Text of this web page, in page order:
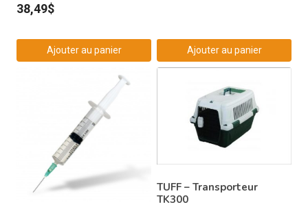
38,49$
Ajouter au panier Ajouter au panier
TUFF – Transporteur
TK300